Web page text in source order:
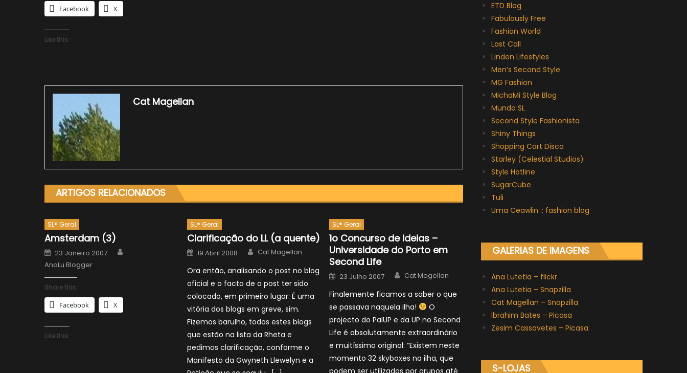
Facebook X
Like this:
Cat Magellan
ARTIGOS RELACIONADOS
SL® Geral
Amsterdam (3)
Posted
on
23 Janeiro 2007
AnaLu Blogger
Share this:
Facebook X
Like this:
SL® Geral
Clarificação do LL (a quente)
Posted
on
19 Abril 2008 Author
Cat Magellan
Ora então, analisando o post no blog
oficial e o facto de o post ter sido
colocado, em primeiro lugar: É uma
vitória dos blogs em greve, sim.
Fizemos barulho, todos estes blogs
que estão na lista da Rheta e
pedimos clarificação, conforme o
Manifesto da Gwyneth Llewelyn e a
SL® Geral
1o Concurso de ideias –
Universidade do Porto em
Second Life
Posted
on
23 Julho 2007 Author
Cat Magellan
Finalemente ficamos a saber o que
se passava naquela ilha!
O
projecto do PalUP e da UP no Second
Life é absolutamente extraordinário
e muitíssimo original: “Existem neste
momento 32 skyboxes na ilha, que
podem ser utilizadas por grupos até
ETD Blog
Fabulously Free
Fashion World
Last Call
Linden Lifestyles
Men’s Second Style
MG Fashion
MichaMi Style Blog
Mundo SL
Second Style Fashionista
Shiny Things
Shopping Cart Disco
Starley (Celestial Studios)
Style Hotline
SugarCube
Tuli
Uma Ceawlin :: fashion blog
GALERIAS DE IMAGENS
Ana Lutetia – flickr
Ana Lutetia – Snapzilla
Cat Magellan – Snapzilla
Ibrahim Bates – Picasa
Zesim Cassavetes – Picasa
S-LOJAS